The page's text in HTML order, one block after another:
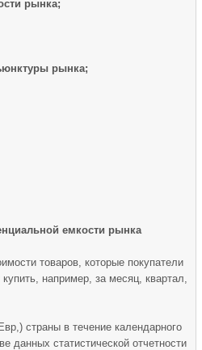
рынка;
рынка;
емкости рынка
товаров, которые покупатели
например, за месяц, квартал,
страны в течение календарного
данных статистической отчетности